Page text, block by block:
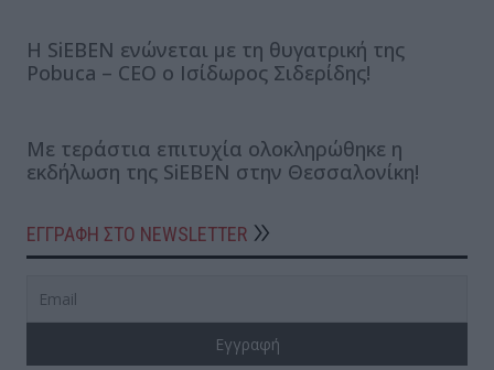
Η SiEBEN ενώνεται με τη θυγατρική της
Pobuca – CEO ο Ισίδωρος Σιδερίδης!
Με τεράστια επιτυχία ολοκληρώθηκε η
εκδήλωση της SiEBEN στην Θεσσαλονίκη!
ΕΓΓΡΑΦΗ ΣΤΟ NEWSLETTER